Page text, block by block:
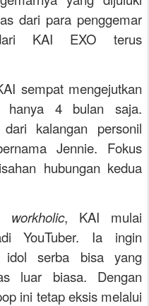
dari para penggemar
KAI EXO terus
sempat mengejutkan
hanya 4 bulan saja.
kalangan personil
Jennie. Fokus
hubungan kedua
workholic, KAI mulai
YouTuber. Ia ingin
serba bisa yang
luar biasa. Dengan
ini tetap eksis melalui